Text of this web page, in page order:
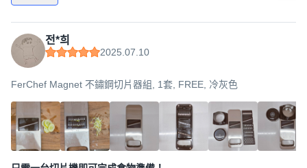
전*희
2025.07.10
FerChef Magnet 不鏽鋼切片器組, 1套, FREE, 冷灰色